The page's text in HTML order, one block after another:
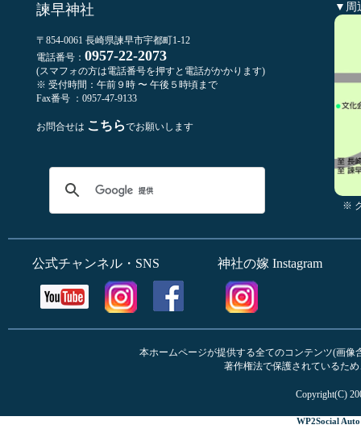
諫早神社
〒854-0061 長崎県諫早市宇都町1-12
電話番号： 0957-22-2073
(スマフォの方は電話番号を押すと電話がかかります)
※ 受付時間：午前９時 〜 午後５時頃まで
Fax番号 ：0957-47-9133
お問合せは こちらでお願いします
▼周
※
公式チャンネル・SNS 神社の嫁 Instagram
本ホームページが提供する全てのコンテンツ(画
著作権法で保護されているた
Copyright(C)
WP2Social